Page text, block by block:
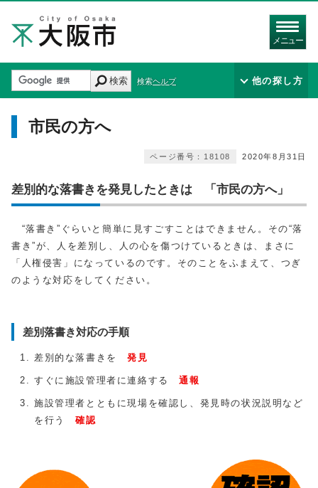
メニュー
検索 検索ヘルプ 他の探し方
市民の方へ
2020年8月31日
ページ番号：18108
差別的な落書きを発見したときは 「市民の方へ」
“落書き”ぐらいと簡単に見すごすことはできません。その“落
書き”が、人を差別し、人の心を傷つけているときは、まさに
「人権侵害」になっているのです。そのことをふまえて、つぎ
のような対応をしてください。
差別落書き対応の手順
差別的な落書きを発見
すぐに施設管理者に連絡する通報
施設管理者とともに現場を確認し、発見時の状況説明など
を行う確認